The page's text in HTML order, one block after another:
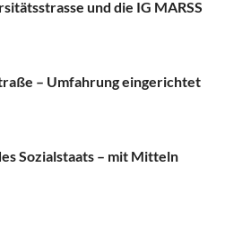
und die IG MARSS
­– Umfahrung eingerichtet
Sozialstaats – mit Mitteln